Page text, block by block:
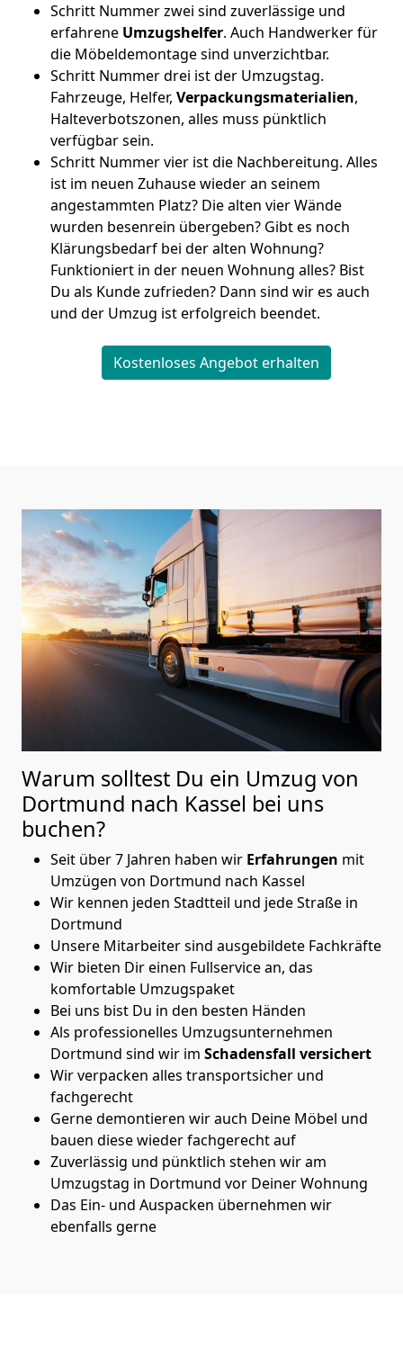
Schritt Nummer zwei sind zuverlässige und
erfahrene Umzugshelfer. Auch Handwerker für
die Möbeldemontage sind unverzichtbar.
Schritt Nummer drei ist der Umzugstag.
Fahrzeuge, Helfer, Verpackungsmaterialien,
Halteverbotszonen, alles muss pünktlich
verfügbar sein.
Schritt Nummer vier ist die Nachbereitung. Alles
ist im neuen Zuhause wieder an seinem
angestammten Platz? Die alten vier Wände
wurden besenrein übergeben? Gibt es noch
Klärungsbedarf bei der alten Wohnung?
Funktioniert in der neuen Wohnung alles? Bist
Du als Kunde zufrieden? Dann sind wir es auch
und der Umzug ist erfolgreich beendet.
Kostenloses Angebot erhalten
Warum solltest Du ein Umzug von
Dortmund nach Kassel bei uns
buchen?
Seit über 7 Jahren haben wir Erfahrungen mit
Umzügen von Dortmund nach Kassel
Wir kennen jeden Stadtteil und jede Straße in
Dortmund
Unsere Mitarbeiter sind ausgebildete Fachkräfte
Wir bieten Dir einen Fullservice an, das
komfortable Umzugspaket
Bei uns bist Du in den besten Händen
Als professionelles Umzugsunternehmen
Dortmund sind wir im Schadensfall versichert
Wir verpacken alles transportsicher und
fachgerecht
Gerne demontieren wir auch Deine Möbel und
bauen diese wieder fachgerecht auf
Zuverlässig und pünktlich stehen wir am
Umzugstag in Dortmund vor Deiner Wohnung
Das Ein- und Auspacken übernehmen wir
ebenfalls gerne